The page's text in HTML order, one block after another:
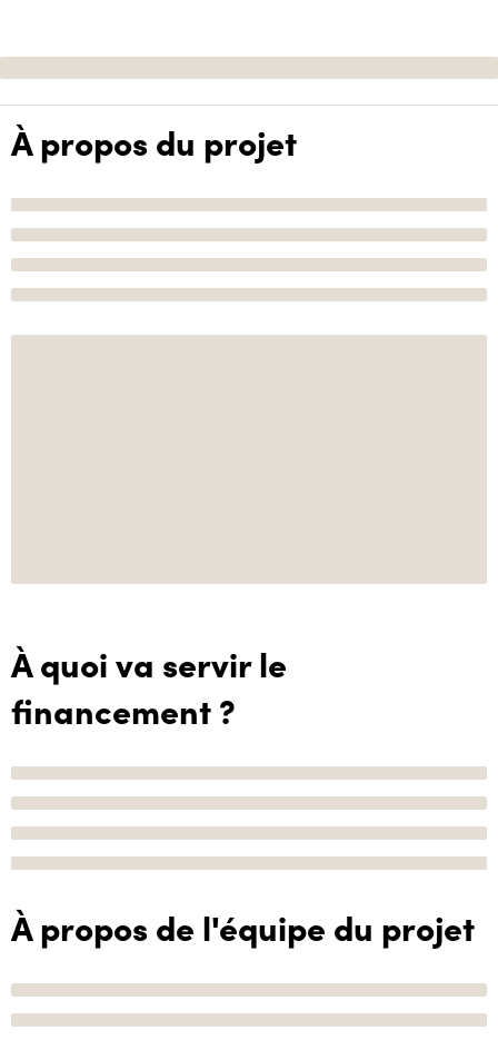
À propos du projet
À quoi va servir le
financement ?
À propos de l'équipe du projet